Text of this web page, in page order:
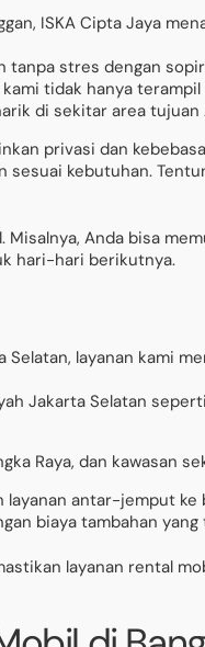
ISKA Cipta Jaya
tanpa stres dengan
tidak hanya
di sekitar area tujuan
privasi dan
sesuai kebutuhan.
Anda bisa
hari-hari berikutnya.
layanan kami
Jakarta Selatan
Raya, dan kawasan
layanan antar-jemput
biaya tambahan yang
layanan rental